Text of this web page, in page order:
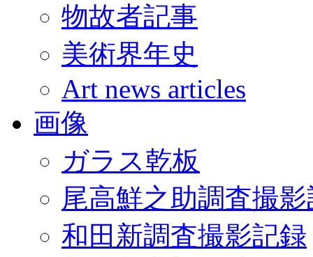
物故者記事
美術界年史
Art news articles
画像
ガラス乾板
尾高鮮之助調査撮
和田新調査撮影記録